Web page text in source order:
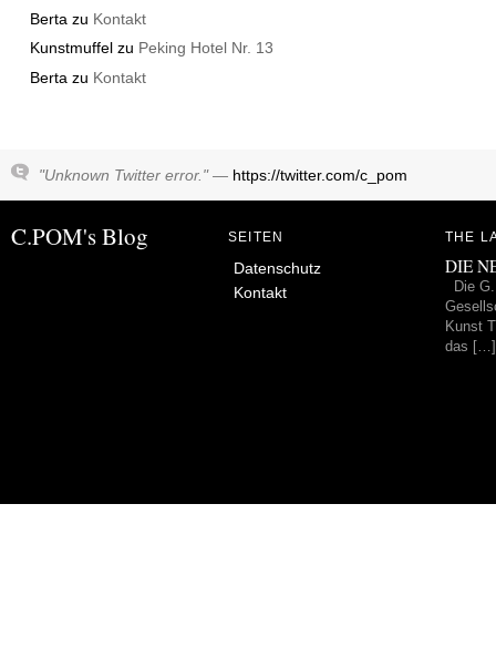
Berta zu Kontakt
Kunstmuffel zu Peking Hotel Nr. 13
Berta zu Kontakt
"Unknown Twitter error." — https://twitter.com/c_pom
C.POM's Blog SEITEN
Datenschutz
Kontakt
THE
DIE
Die
Kunst
das […]